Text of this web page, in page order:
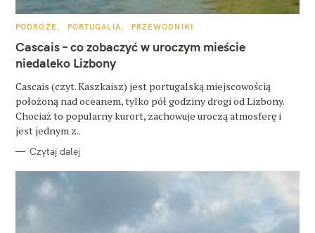
K
T
E
G
O
I
PODRÓŻE PORTUGALIA PRZEWODNIKI
Cascais – co zobaczyć w uroczym mieście
niedaleko Lizbony
Cascais (czyt. Kaszkaisz) jest portugalską miejscowością
położoną nad oceanem, tylko pół godziny drogi od Lizbony.
Chociaż to popularny kurort, zachowuje uroczą atmosferę i
jest jednym z..
Czytaj dalej
k
a
j
: